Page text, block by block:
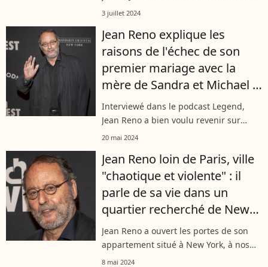
colonnes du magazine "Marie France"
qui il a trouvé aujourd'hui...
3 juillet 2024
Jean Reno explique les
raisons de l'échec de son
premier mariage avec la
mère de Sandra et Michael :
"Je suis écartelé entre..."
Interviewé dans le podcast Legend,
Jean Reno a bien voulu revenir sur
l'échec de son tout premier mariage.
trois mariages différents, est revenu...
20 mai 2024
Jean Reno loin de Paris, ville
"chaotique et violente" : il
parle de sa vie dans un
quartier recherché de New
York avec sa femme Zofia
Jean Reno a ouvert les portes de son
appartement situé à New York, à nos
confrères de "Paris Match". Sa femme
8 mai 2024